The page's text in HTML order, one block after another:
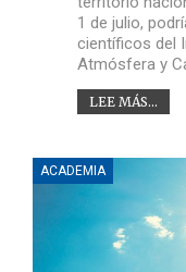
1 de julio,
científicos del
Atmósfera y
LEE MÁS...
ACADEMIA